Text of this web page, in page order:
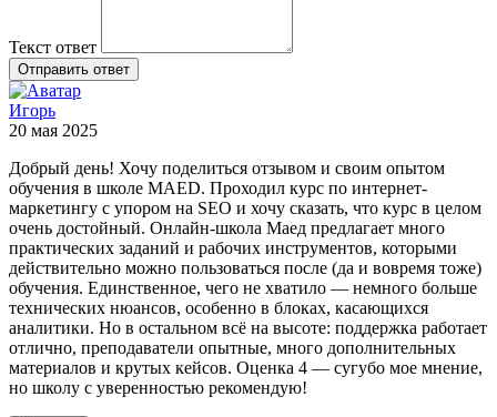
Текст ответ
Отправить ответ
Игорь
20 мая 2025
Добрый день! Хочу поделиться отзывом и своим опытом
обучения в школе MAED. Проходил курс по интернет-
маркетингу с упором на SEO и хочу сказать, что курс в целом
очень достойный. Онлайн-школа Маед предлагает много
практических заданий и рабочих инструментов, которыми
действительно можно пользоваться после (да и вовремя тоже)
обучения. Единственное, чего не хватило — немного больше
технических нюансов, особенно в блоках, касающихся
аналитики. Но в остальном всё на высоте: поддержка работает
отлично, преподаватели опытные, много дополнительных
материалов и крутых кейсов. Оценка 4 — сугубо мое мнение,
но школу с уверенностью рекомендую!